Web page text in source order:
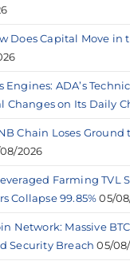
Does Capital Move in
Engines: ADA’s
Changes on Its Daily
Chain Loses Ground
2026
Farming TVL
Collapse 99.85% 05/
Network: Massive
Security Breach 05/